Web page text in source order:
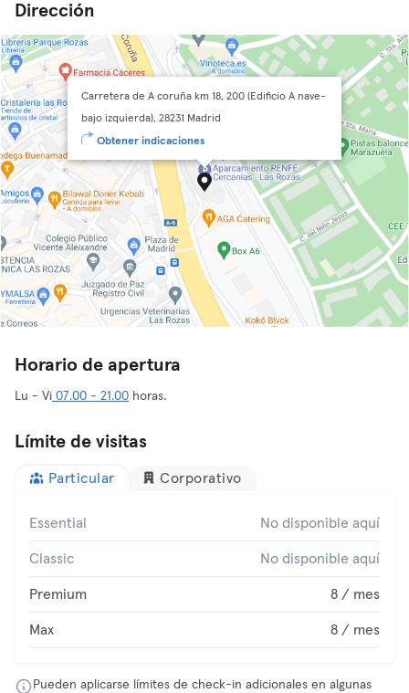
Dirección
Carretera de A coruña km 18, 200 (Edificio A nave-
bajo izquierda), 28231 Madrid
Obtener indicaciones
Horario de apertura
Lu - Vi 07.00 - 21.00 horas.
Límite de visitas
Particular Corporativo
Essential No disponible aquí
Classic No disponible aquí
Premium 8 / mes
Max 8 / mes
Pueden aplicarse límites de check-in adicionales en algunas